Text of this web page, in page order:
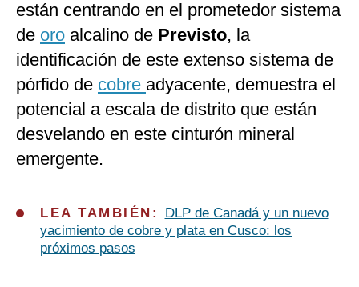
están centrando en el prometedor sistema
de oro alcalino de Previsto, la
identificación de este extenso sistema de
pórfido de cobre adyacente, demuestra el
potencial a escala de distrito que están
desvelando en este cinturón mineral
emergente.
LEA TAMBIÉN:
DLP de Canadá y un nuevo
yacimiento de cobre y plata en Cusco: los
próximos pasos